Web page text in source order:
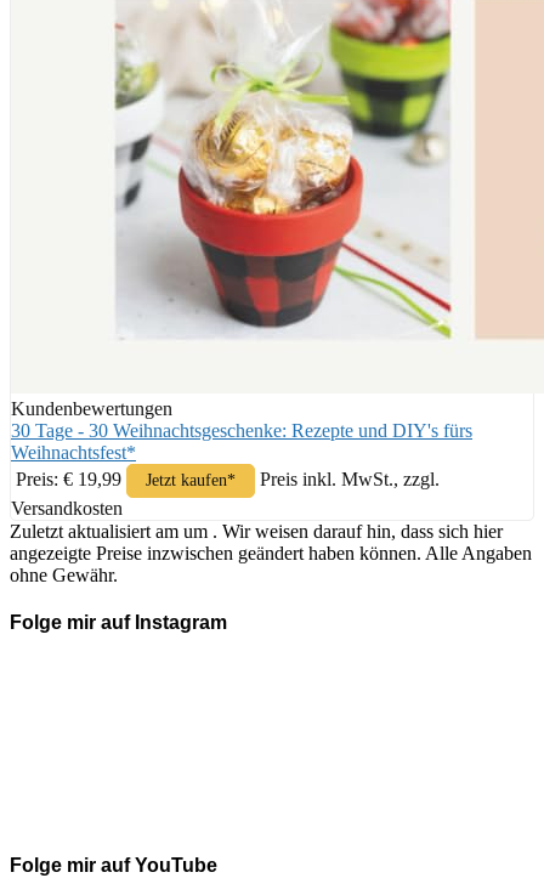
Kundenbewertungen
30 Tage - 30 Weihnachtsgeschenke: Rezepte und DIY's fürs
Weihnachtsfest*
Preis: € 19,99
Jetzt kaufen*
Preis inkl. MwSt., zzgl.
Versandkosten
Zuletzt aktualisiert am um . Wir weisen darauf hin, dass sich hier
angezeigte Preise inzwischen geändert haben können. Alle Angaben
ohne Gewähr.
Folge mir auf Instagram
Folge mir auf YouTube